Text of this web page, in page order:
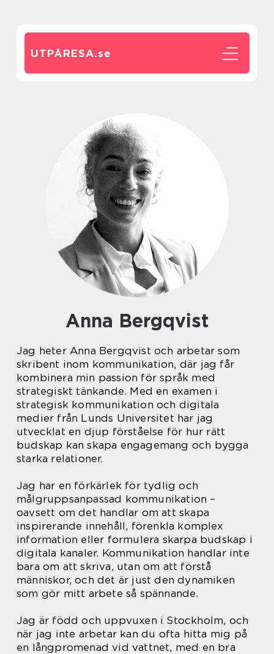
UTPÅRESA.se
Anna Bergqvist
Jag heter Anna Bergqvist och arbetar som
skribent inom kommunikation, där jag får
kombinera min passion för språk med
strategiskt tänkande. Med en examen i
strategisk kommunikation och digitala
medier från Lunds Universitet har jag
utvecklat en djup förståelse för hur rätt
budskap kan skapa engagemang och bygga
starka relationer.
Jag har en förkärlek för tydlig och
målgruppsanpassad kommunikation –
oavsett om det handlar om att skapa
inspirerande innehåll, förenkla komplex
information eller formulera skarpa budskap i
digitala kanaler. Kommunikation handlar inte
bara om att skriva, utan om att förstå
människor, och det är just den dynamiken
som gör mitt arbete så spännande.
Jag är född och uppvuxen i Stockholm, och
när jag inte arbetar kan du ofta hitta mig på
en långpromenad vid vattnet, med en bra